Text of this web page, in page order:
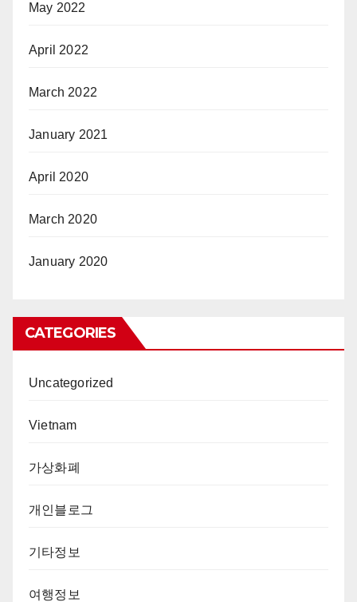
May 2022
April 2022
March 2022
January 2021
April 2020
March 2020
January 2020
CATEGORIES
Uncategorized
Vietnam
가상화폐
개인블로그
기타정보
여행정보